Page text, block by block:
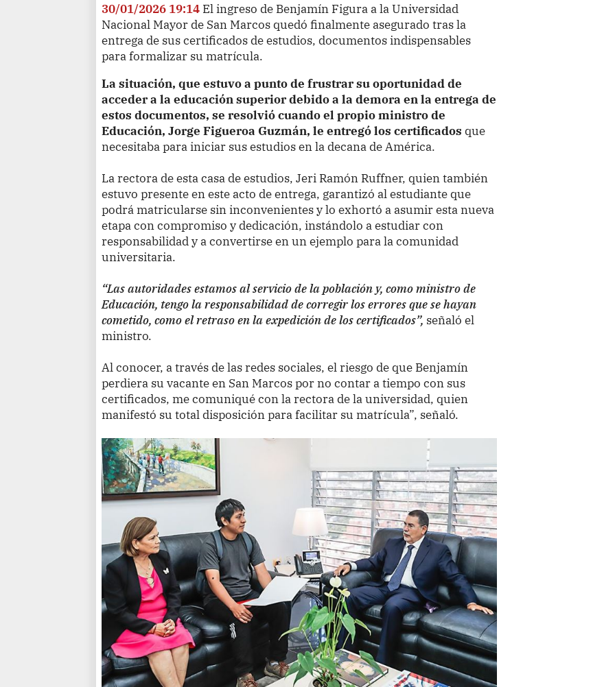
30/01/2026 19:14 El ingreso de Benjamín Figura a la Universidad
Nacional Mayor de San Marcos quedó finalmente asegurado tras la
entrega de sus certificados de estudios, documentos indispensables
para formalizar su matrícula.
La situación, que estuvo a punto de frustrar su oportunidad de
acceder a la educación superior debido a la demora en la entrega de
estos documentos, se resolvió cuando el propio ministro de
Educación, Jorge Figueroa Guzmán, le entregó los certificados que
necesitaba para iniciar sus estudios en la decana de América.
La rectora de esta casa de estudios, Jeri Ramón Ruffner, quien también
estuvo presente en este acto de entrega, garantizó al estudiante que
podrá matricularse sin inconvenientes y lo exhortó a asumir esta nueva
etapa con compromiso y dedicación, instándolo a estudiar con
responsabilidad y a convertirse en un ejemplo para la comunidad
universitaria.
“Las autoridades estamos al servicio de la población y, como ministro de
Educación, tengo la responsabilidad de corregir los errores que se hayan
cometido, como el retraso en la expedición de los certificados”, señaló el
ministro.
Al conocer, a través de las redes sociales, el riesgo de que Benjamín
perdiera su vacante en San Marcos por no contar a tiempo con sus
certificados, me comuniqué con la rectora de la universidad, quien
manifestó su total disposición para facilitar su matrícula”, señaló.